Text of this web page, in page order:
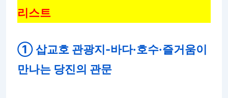
리스트
① 삽교호 관광지-바다·호수·즐거움이
만나는 당진의 관문